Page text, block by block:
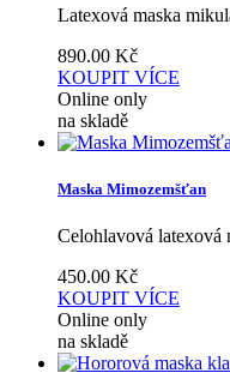
Latexová maska
890.00 Kč
KOUPIT VÍCE
Online only
na skladě
Maska Mimozemšťan
Celohlavová latexová
450.00 Kč
KOUPIT VÍCE
Online only
na skladě